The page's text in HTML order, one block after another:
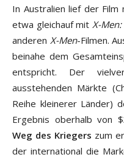
In Australien lief der
etwa gleichauf mit X-
anderen X-Men-Filmen.
beinahe dem
entspricht. Der
ausstehenden Märkte
Reihe kleinerer Länder)
Ergebnis oberhalb von
Weg des Kriegers zum
der international die